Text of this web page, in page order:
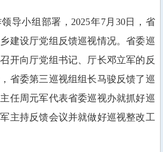
导小组部署，2025年7月30日，省
建设厅党组反馈巡视情况。省委巡
开向厅党组书记、厅长邓立军的反
省委第三巡视组组长马骏反馈了巡
任周元军代表省委巡视办就抓好巡
主持反馈会议并就做好巡视整改工